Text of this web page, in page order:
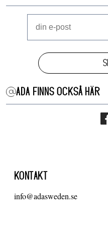
ADA FINNS OCKSÅ HÄR
KONTAKT
info@adasweden.se